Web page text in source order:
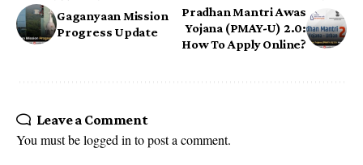
Gaganyaan Mission
Progress Update
Pradhan Mantri Awas
Yojana (PMAY-U) 2.0:
How To Apply Online?
Leave a Comment
You must belogged into post a comment.